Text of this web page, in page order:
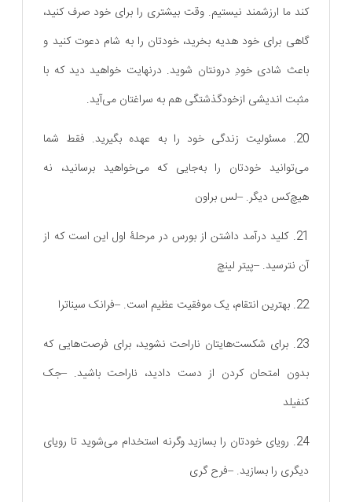
کند ما ارزشمند نیستیم. وقت بیشتری را برای خود صرف کنید،
گاهی برای خود هدیه بخرید، خودتان را به شام دعوت کنید و
باعث شادی خودِ درونتان شوید. درنهایت خواهید دید که با
مثبت اندیشی ازخودگذشتگی هم به سراغتان می‌آید.
20. مسئولیت زندگی خود را به عهده بگیرید. فقط شما
می‌توانید خودتان را به‌جایی که می‌خواهید برسانید، نه
هیچ‌کس دیگر. –لس براون
21. کلید درآمد داشتن از بورس در مرحلۀ اول این است که از
آن نترسید. –پیتر لینچ
22. بهترین انتقام، یک موفقیت عظیم است. –فرانک سیناترا
23. برای شکست‌هایتان ناراحت نشوید، برای فرصت‌هایی که
بدون امتحان کردن از دست دادید، ناراحت باشید. –جک
کنفیلد
24. رویای خودتان را بسازید وگرنه استخدام می‌شوید تا رویای
دیگری را بسازید. –فرح گری